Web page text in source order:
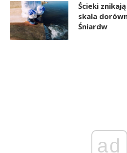
Ścieki
skala
Śniardw
ad